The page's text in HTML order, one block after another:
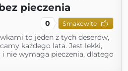
pieczenia
0 Smakowite
to jeden z tych deserów,
każdego lata. Jest lekki,
nie wymaga pieczenia, dlatego